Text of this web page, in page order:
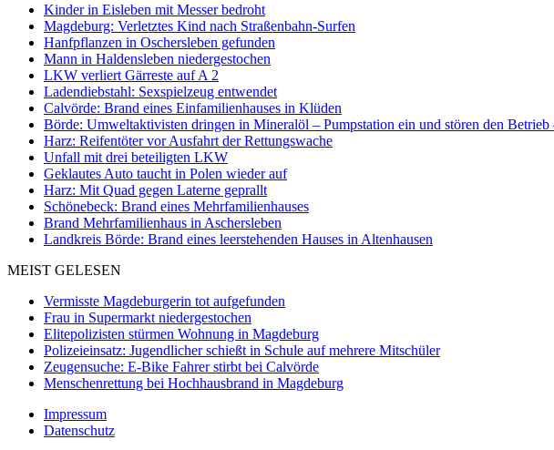
Kinder in Eisleben mit Messer bedroht
Magdeburg: Verletztes Kind nach Straßenbahn-Surfen
Hanfpflanzen in Oschersleben gefunden
Mann in Haldensleben niedergestochen
LKW verliert Gärreste auf A 2
Ladendiebstahl: Sexspielzeug entwendet
Calvörde: Brand eines Einfamilienhauses in Klüden
Börde: Umweltaktivisten dringen in Mineralöl – Pumpstation ein und stören den Betrieb
Harz: Reifentöter vor Ausfahrt der Rettungswache
Unfall mit drei beteiligten LKW
Geklautes Auto taucht in Polen wieder auf
Harz: Mit Quad gegen Laterne geprallt
Schönebeck: Brand eines Mehrfamilienhauses
Brand Mehrfamilienhaus in Aschersleben
Landkreis Börde: Brand eines leerstehenden Hauses in Altenhausen
MEIST GELESEN
Vermisste Magdeburgerin tot aufgefunden
Frau in Supermarkt niedergestochen
Elitepolizisten stürmen Wohnung in Magdeburg
Polizeieinsatz: Jugendlicher schießt in Schule auf mehrere Mitschüler
Zeugensuche: E-Bike Fahrer stirbt bei Calvörde
Menschenrettung bei Hochhausbrand in Magdeburg
Impressum
Datenschutz